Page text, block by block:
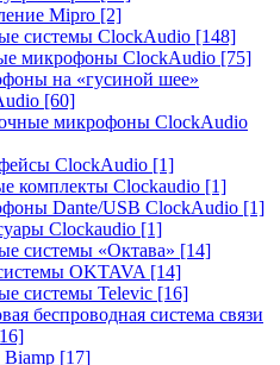
Mipro [2]
системы ClockAudio [148]
микрофоны ClockAudio [75]
на «гусиной шее»
[60]
микрофоны ClockAudio
ClockAudio [1]
комплекты Clockaudio [1]
Dante/USB ClockAudio [1]
Clockaudio [1]
системы «Октава» [14]
OKTAVA [14]
системы Televic [16]
беспроводная система связи
[17]